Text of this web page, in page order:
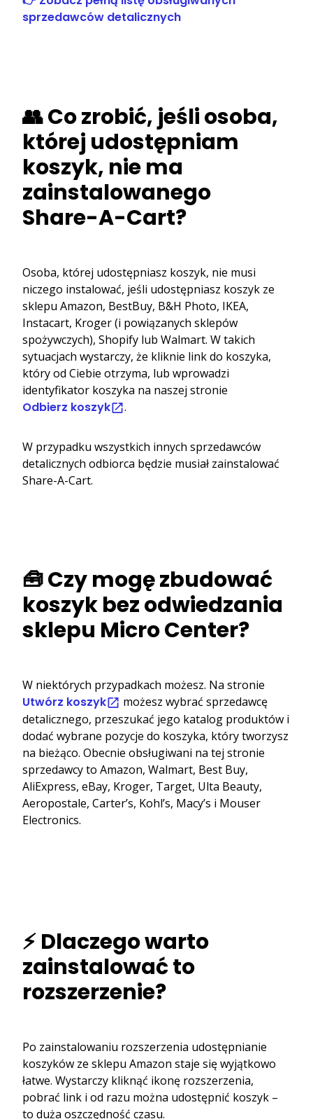
sprzedawców detalicznych
👥 Co zrobić, jeśli osoba,
której udostępniam
koszyk, nie ma
zainstalowanego
Share-A-Cart?
Osoba, której udostępniasz koszyk, nie musi
niczego instalować, jeśli udostępniasz koszyk ze
sklepu Amazon, BestBuy, B&H Photo, IKEA,
Instacart, Kroger (i powiązanych sklepów
spożywczych), Shopify lub Walmart. W takich
sytuacjach wystarczy, że kliknie link do koszyka,
który od Ciebie otrzyma, lub wprowadzi
identyfikator koszyka na naszej stronie
Odbierz koszyk .
W przypadku wszystkich innych sprzedawców
detalicznych odbiorca będzie musiał zainstalować
Share-A-Cart.
🧰 Czy mogę zbudować
koszyk bez odwiedzania
sklepu Micro Center?
W niektórych przypadkach możesz. Na stronie
Utwórz koszyk
możesz wybrać sprzedawcę
detalicznego, przeszukać jego katalog produktów i
dodać wybrane pozycje do koszyka, który tworzysz
na bieżąco. Obecnie obsługiwani na tej stronie
sprzedawcy to Amazon, Walmart, Best Buy,
AliExpress, eBay, Kroger, Target, Ulta Beauty,
Aeropostale, Carter’s, Kohl’s, Macy’s i Mouser
Electronics.
⚡ Dlaczego warto
zainstalować to
rozszerzenie?
Po zainstalowaniu rozszerzenia udostępnianie
koszyków ze sklepu Amazon staje się wyjątkowo
łatwe. Wystarczy kliknąć ikonę rozszerzenia,
pobrać link i od razu można udostępnić koszyk –
to duża oszczędność czasu.